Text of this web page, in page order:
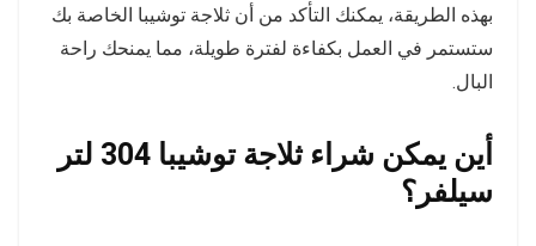
بهذه الطريقة، يمكنك التأكد من أن ثلاجة توشيبا الخاصة بك
ستستمر في العمل بكفاءة لفترة طويلة، مما يمنحك راحة
البال.
أين يمكن شراء ثلاجة توشيبا 304 لتر
سيلفر؟